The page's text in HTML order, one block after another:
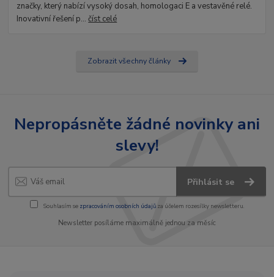
značky, který nabízí vysoký dosah, homologaci E a vestavěné relé.
Inovativní řešení p...číst celé
Zobrazit všechny články
Nepropásněte žádné novinky ani
slevy!
Přihlásit se
Souhlasím se zpracováním osobních údajůza účelem rozesílky newsletteru.
Newsletter posíláme maximálně jednou za měsíc